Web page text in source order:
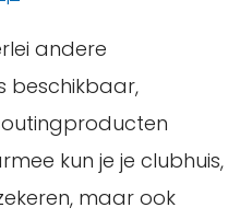
andere
beschikbaar,
kun je je clubhuis,
maar ook